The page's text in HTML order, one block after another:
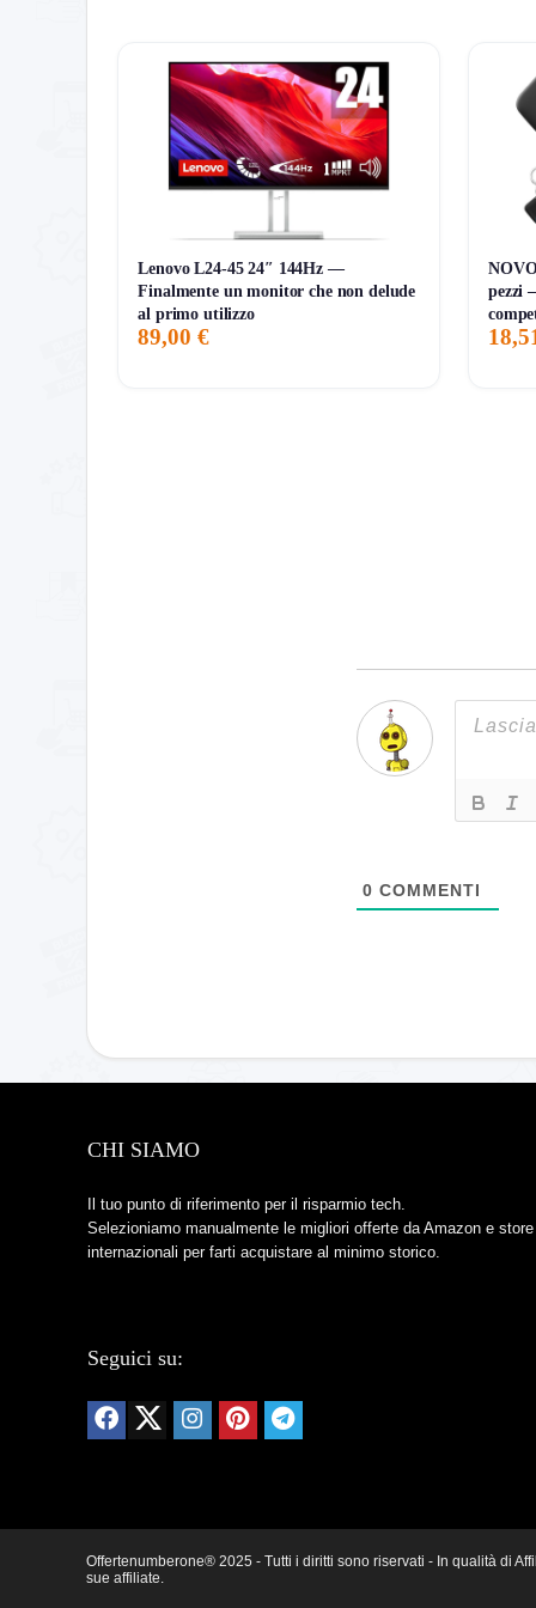
Non vuoi perderti nessun affare? Scopri le
Lenovo L24-45 24″ 144Hz —
Finalmente un monitor che non delude
al primo utilizzo
89,00 €
pezzi
0 COMMENTI
CHI SIAMO
Il tuo punto di riferimento per il risparmio tech.
Selezioniamo manualmente le migliori offerte da Amazon e store
internazionali per farti acquistare al minimo storico.
Seguici su:
Offertenumberone® 2025 - Tutti i diritti sono riservati - In qualità di
sue affiliate.